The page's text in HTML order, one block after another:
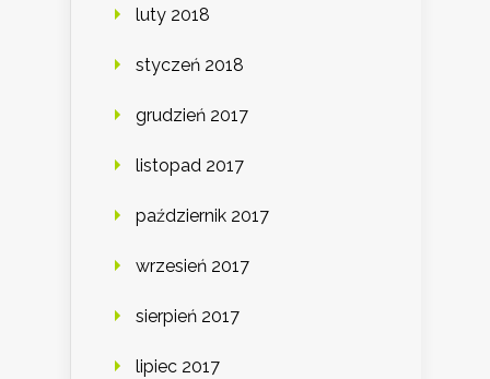
luty 2018
styczeń 2018
grudzień 2017
listopad 2017
październik 2017
wrzesień 2017
sierpień 2017
lipiec 2017